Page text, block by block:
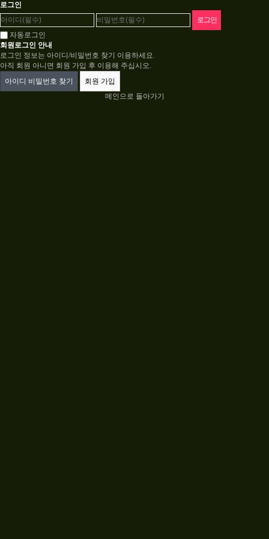
로그인
자동로그인
회원로그인 안내
로그인 정보는 아이디/비밀번호 찾기 이용하세요.
아직 회원 아니면 회원 가입 후 이용해 주십시오.
아이디 비밀번호 찾기
회원 가입
메인으로 돌아가기